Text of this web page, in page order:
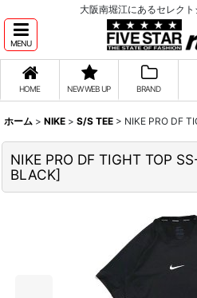
大阪南堀江にあるセレクト
MENU
HOME NEW WEB UP BRAND
ホーム > NIKE > S/S TEE > NIKE PRO DF
NIKE PRO DF TIGHT TOP
BLACK]